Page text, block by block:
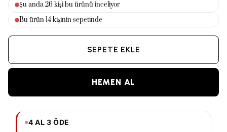
Şu anda26kişi bu ürünü inceliyor
Bu ürün14kişinin sepetinde
SEPETE EKLE
HEMEN AL
4 AL 3 ÖDE